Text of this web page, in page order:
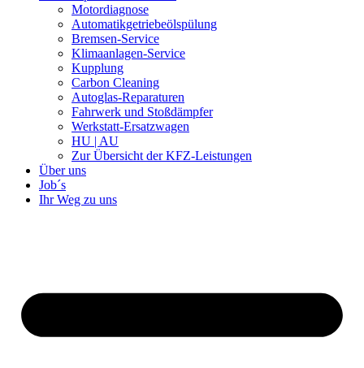
Motordiagnose
Automatikgetriebeölspülung
Bremsen-Service
Klimaanlagen-Service
Kupplung
Carbon Cleaning
Autoglas-Reparaturen
Fahrwerk und Stoßdämpfer
Werkstatt-Ersatzwagen
HU | AU
Zur Übersicht der KFZ-Leistungen
Über uns
Job´s
Ihr Weg zu uns